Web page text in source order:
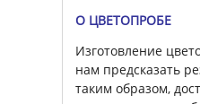
О ЦВЕТОПРОБЕ
Изготовление
нам предсказать
таким образом,